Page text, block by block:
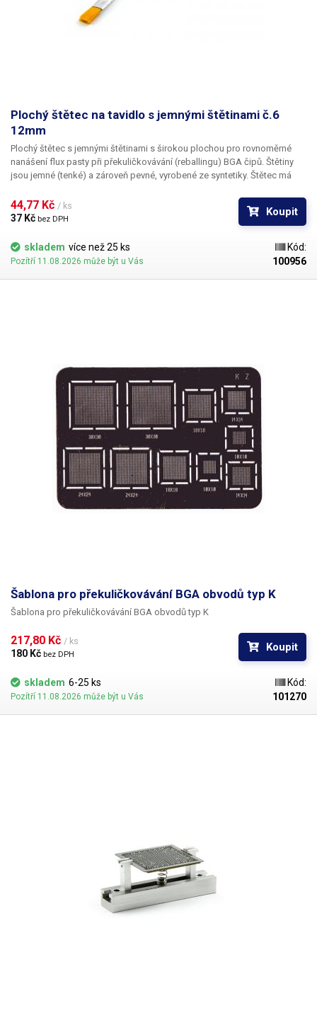
Plochý štětec na tavidlo s jemnými štětinami č.6
12mm
Plochý štětec s jemnými štětinami s širokou plochou pro rovnoměrné
nanášení flux pasty při překuličkovávání (reballingu) BGA čipů. Štětiny
jsou jemné (tenké) a zároveň pevné, vyrobené ze syntetiky. Štětec má
činí 28cm. Vhodný pro nanášení tavidel.
44,77 Kč / ks
37 Kč bez DPH
Koupit
skladem více než 25 ks
Pozítří 11.08.2026 může být u Vás
Kód:
100956
Šablona pro překuličkovávání BGA obvodů typ K
Šablona pro překuličkovávání BGA obvodů typ K
217,80 Kč / ks
180 Kč bez DPH
Koupit
skladem 6-25 ks
Pozítří 11.08.2026 může být u Vás
Kód:
101270